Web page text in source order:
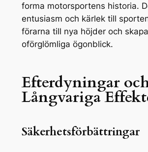
forma motorsportens historia.
entusiasm och kärlek till
förarna till nya höjder och
oförglömliga ögonblick.
Efterdyningar
Långvariga
Säkerhetsförbättringar